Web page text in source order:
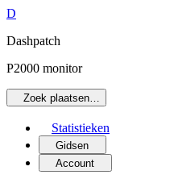
D
Dashpatch
P2000 monitor
Zoek plaatsen…
Statistieken
Gidsen
Account